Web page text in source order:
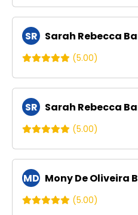
SR Sarah Rebecca
(5.00)
SR Sarah Rebecca
(5.00)
MD Mony De Oliveira
(5.00)